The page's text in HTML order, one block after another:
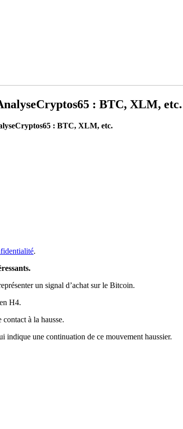
: BTC, XLM, etc.
: BTC, XLM, etc.
.
un signal d’achat sur le Bitcoin.
H4.
à la hausse.
indique une continuation de ce mouvement haussier.